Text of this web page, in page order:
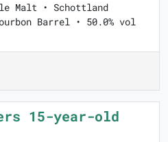
Malt • Schottland
Barrel • 50.0% vol
15-year-old